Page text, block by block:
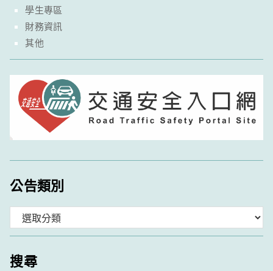
學生專區
財務資訊
其他
公告類別
類
搜尋